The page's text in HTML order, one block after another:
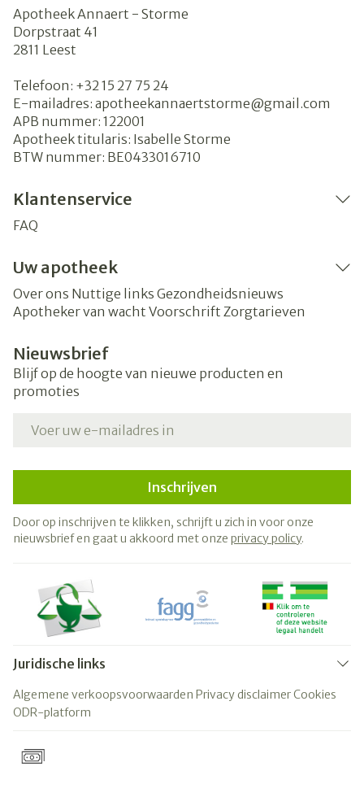
Apotheek Annaert - Storme
Dorpstraat 41
2811 Leest
Telefoon: +32 15 27 75 24
E-mailadres: apotheekannaertstorme@gmail.com
APB nummer: 122001
Apotheek titularis: Isabelle Storme
BTW nummer: BE0433016710
Klantenservice
FAQ
Uw apotheek
Over ons Nuttige links Gezondheidsnieuws
Apotheker van wacht Voorschrift Zorgtarieven
Nieuwsbrief
Blijf op de hoogte van nieuwe producten en
promoties
Inschrijven
Door op inschrijven te klikken, schrijft u zich in voor onze
nieuwsbrief en gaat u akkoord met onze privacy policy.
Juridische links
Algemene verkoopsvoorwaarden Privacy disclaimerCookies
ODR-platform